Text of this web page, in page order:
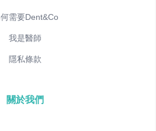
需要Dent&Co
我是醫師
隱私條款
關於我們